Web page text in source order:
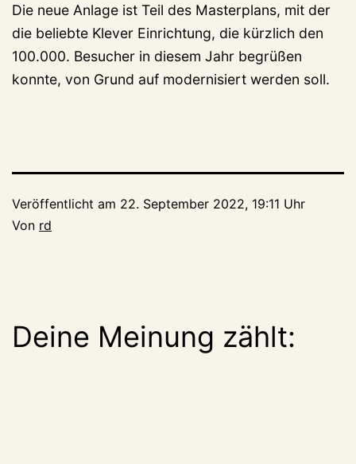
Die neue Anlage ist Teil des Masterplans, mit der
die beliebte Klever Einrichtung, die kürzlich den
100.000. Besucher in diesem Jahr begrüßen
konnte, von Grund auf modernisiert werden soll.
Veröffentlicht am 22. September 2022, 19:11 Uhr
Von rd
Deine Meinung zählt: